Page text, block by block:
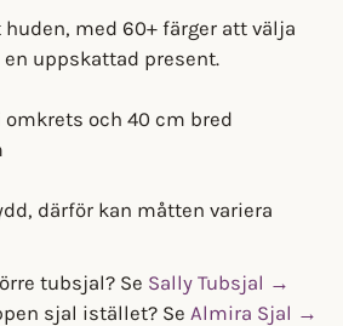
med 60+ färger att välja
en uppskattad present.
omkrets och 40 cm bred
därför kan måtten variera
tubsjal? Se Sally Tubsjal →
sjal istället? Se Almira Sjal →